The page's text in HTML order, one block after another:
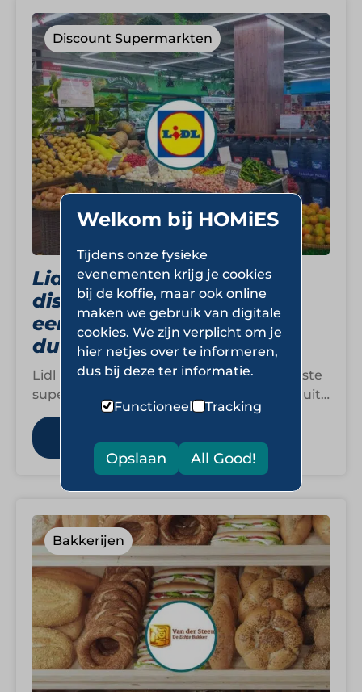
Discount Supermarkten
Lidl: internationale
discounter met focus op
eenvoud, kwaliteit en
duurzaamheid
Lidl is uitgegroeid tot een van de bekendste
supermarktformules van Nederland. Vanuit
de belofte ‘de hoogste kwaliteit voor de
laagste…
Bakkerijen
Welkom bij HOMiES
Tijdens onze fysieke
evenementen krijg je cookies
bij de koffie, maar ook online
maken we gebruik van digitale
cookies. We zijn verplicht om je
hier netjes over te informeren,
dus bij deze ter informatie.
Functioneel Tracking
Opslaan All Good!